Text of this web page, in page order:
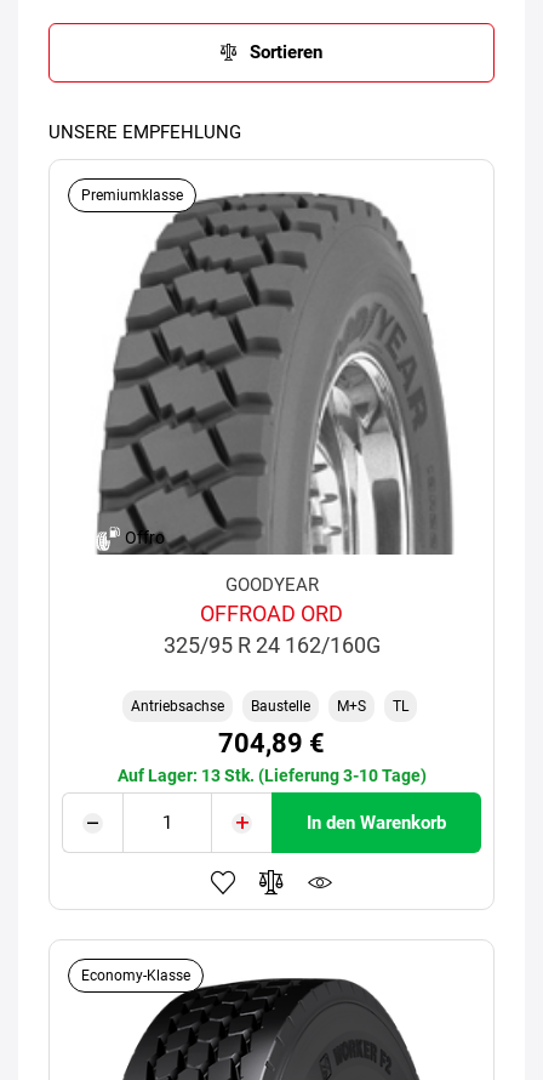
Sortieren
UNSERE EMPFEHLUNG
Premiumklasse
Offro
GOODYEAR
OFFROAD ORD
325/95 R 24 162/160G
Antriebsachse Baustelle M+S TL
704,89 €
Auf Lager: 13 Stk. (Lieferung 3-10 Tage)
In den Warenkorb
Economy-Klasse